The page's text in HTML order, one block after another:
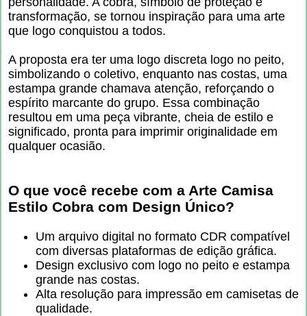
transformação, se tornou inspiração para uma arte
que logo conquistou a todos.
A proposta era ter uma logo discreta logo no peito,
simbolizando o coletivo, enquanto nas costas, uma
estampa grande chamava atenção, reforçando o
espírito marcante do grupo. Essa combinação
resultou em uma peça vibrante, cheia de estilo e
significado, pronta para imprimir originalidade em
qualquer ocasião.
O que você recebe com a Arte Camisa
Estilo Cobra com Design Único?
Um arquivo digital no formato CDR compatível
com diversas plataformas de edição gráfica.
Design exclusivo com logo no peito e estampa
grande nas costas.
Alta resolução para impressão em camisetas de
qualidade.